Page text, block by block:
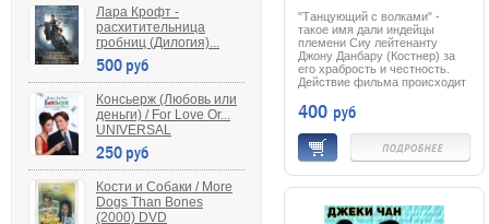
"Танцующий с волками" -
такое имя дали индейцы
племени Сиу лейтенанту
Джону Данбару (Костнер) за
его храбрость и честность.
Действие фильма происходит
гражданской войны в США.
Данбар оказывается в
заброшенном форте в штате
Дакота, где сначала заводит
дружбу с волками, а затем и с
индейцами, изучает их
культуру и обычаи. Он
правда, белую. Но вот
400 руб
Лара Крофт -
расхитительница
гробниц (Дилогия)...
500 руб
Консьерж (Любовь или
деньги) / For Love Or...
UNIVERSAL
250 руб
Кости и Собаки / More
Dogs Than Bones
(2000) DVD